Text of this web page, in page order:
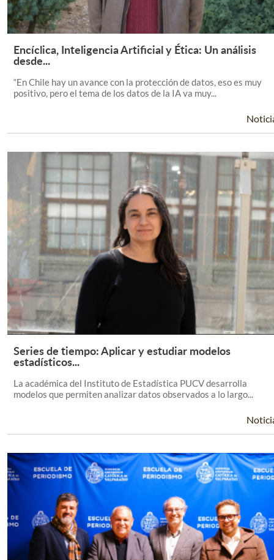
Leer Más +
Encíclica, Inteligencia Artificial y Ética: Un análisis
desde...
“En Chile hay un avance con la protección de datos, eso es muy
positivo, pero el tema de los datos de la IA va muy...
Leer Más +
Series de tiempo: Aplicar y estudiar modelos
estadísticos...
La académica del Instituto de Estadística PUCV desarrolla
modelos que permiten analizar datos observados a lo largo...